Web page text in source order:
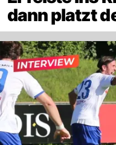
dann platzt